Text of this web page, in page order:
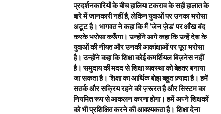
प्रदर्शनकारियों के बीच हालिया टकराव के सही हालात के
बारे में जानकारी नहीं है, लेकिन युवाओं पर उनका भरोसा
अटूट है। भागवत ने कहा कि मैं ‘जेन ज़ेड’ पर आँख बंद
करके भरोसा करूँगा। उन्होंने आगे कहा कि उन्हें देश के
युवाओं की नीयत और उनकी आकांक्षाओं पर पूरा भरोसा
है। उन्होंने कहा कि शिक्षा कोई कमर्शियल बिज़नेस नहीं
है। समुदाय की मदद से शिक्षा व्यवस्था को बेहतर बनाया
जा सकता है। शिक्षा का आर्थिक बोझ बहुत ज़्यादा है। हमें
सतर्क और सक्रिय रहने की ज़रूरत है और सिस्टम का
नियमित रूप से आकलन करना होगा। हमें अपने शिक्षकों
को भी प्रशिक्षित करने की आवश्यकता है। शिक्षा देना